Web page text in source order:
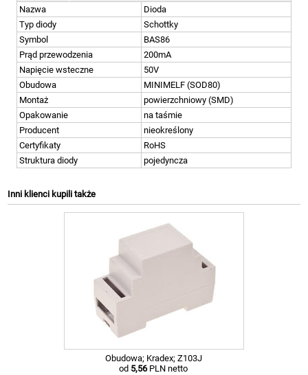
Nazwa
Dioda
Typ diody
Schottky
Symbol
BAS86
Prąd przewodzenia
200mA
Napięcie wsteczne
50V
Obudowa
MINIMELF (SOD80)
Montaż
powierzchniowy (SMD)
Opakowanie
na taśmie
Producent
nieokreślony
Certyfikaty
RoHS
Struktura diody
pojedyncza
Inni klienci kupili także
Obudowa; Kradex; Z103J
od 5,56PLN netto